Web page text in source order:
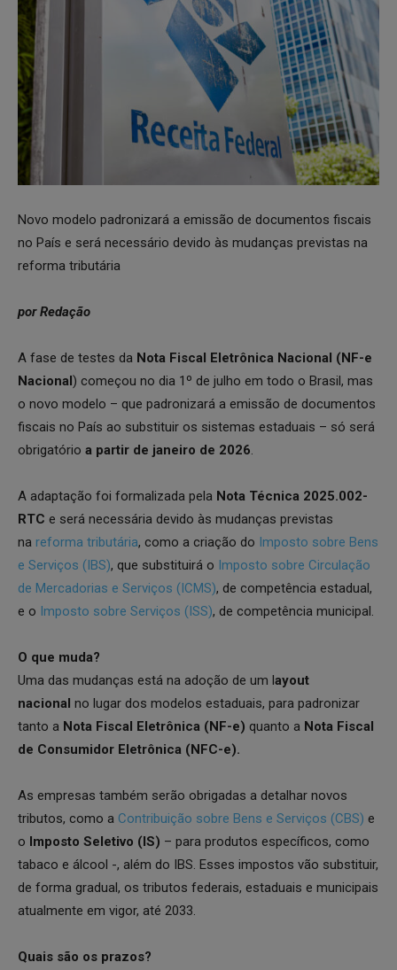
Novo modelo padronizará a emissão de documentos fiscais
no País e será necessário devido às mudanças previstas na
reforma tributária
por Redação
A fase de testes da Nota Fiscal Eletrônica Nacional (NF-e
Nacional) começou no dia 1º de julho em todo o Brasil, mas
o novo modelo – que padronizará a emissão de documentos
fiscais no País ao substituir os sistemas estaduais – só será
obrigatório a partir de janeiro de 2026.
A adaptação foi formalizada pela Nota Técnica 2025.002-
RTC e será necessária devido às mudanças previstas
na reforma tributária, como a criação do Imposto sobre Bens
e Serviços (IBS), que substituirá o Imposto sobre Circulação
de Mercadorias e Serviços (ICMS), de competência estadual,
e o Imposto sobre Serviços (ISS), de competência municipal.
O que muda?
Uma das mudanças está na adoção de um layout
nacional no lugar dos modelos estaduais, para padronizar
tanto a Nota Fiscal Eletrônica (NF-e) quanto a Nota Fiscal
de Consumidor Eletrônica (NFC-e).
As empresas também serão obrigadas a detalhar novos
tributos, como a Contribuição sobre Bens e Serviços (CBS) e
o Imposto Seletivo (IS) – para produtos específicos, como
tabaco e álcool -, além do IBS. Esses impostos vão substituir,
de forma gradual, os tributos federais, estaduais e municipais
atualmente em vigor, até 2033.
Quais são os prazos?